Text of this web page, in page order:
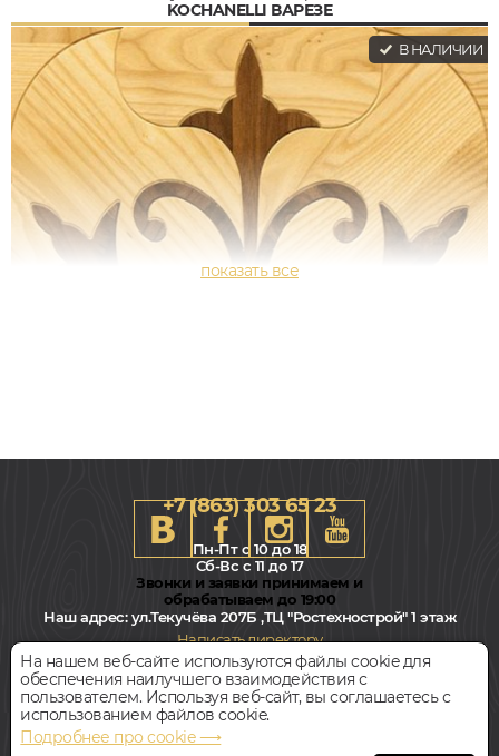
KOCHANELLI ВАРЕЗЕ
В НАЛИЧИИ
600x600, 15мм
Клён, Орех, Геометрический, Натур, Масло
Цена за 1 м² Звоните
БЫСТРЫЙ ЗАКАЗ КУПИТЬ
+7 (863) 303 65 23
Пн-Пт с 10 до 18
Сб-Вс с 11 до 17
Звонки и заявки принимаем и
обрабатываем до 19:00
Наш адрес:ул.Текучёва 207Б ,ТЦ "Ростехнострой" 1 этаж
Написать директору
Всегда свободная парковка
© Интернет-магазин Polvamvdom.ru 2011-2026. Все права
На нашем веб-сайте используются файлы cookie для
обеспечения наилучшего взаимодействия с
пользователем. Используя веб-сайт, вы соглашаетесь с
использованием файлов cookie.
Подробнее про cookie ⟶